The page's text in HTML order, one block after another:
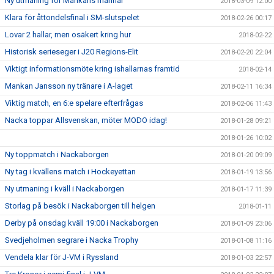
Klara för åttondelsfinal i SM-slutspelet 2018-02-26 00:17
Lovar 2 hallar, men osäkert kring hur 2018-02-22
Historisk serieseger i J20 Regions-Elit 2018-02-20 22:04
Viktigt informationsmöte kring ishallarnas framtid 2018-02-14
Mankan Jansson ny tränare i A-laget 2018-02-11 16:34
Viktig match, en 6:e spelare efterfrågas 2018-02-06 11:43
Nacka toppar Allsvenskan, möter MODO idag! 2018-01-28 09:21
2018-01-26 10:02
Ny toppmatch i Nackaborgen 2018-01-20 09:09
Ny tag i kvällens match i Hockeyettan 2018-01-19 13:56
Ny utmaning i kväll i Nackaborgen 2018-01-17 11:39
Storlag på besök i Nackaborgen till helgen 2018-01-11
Derby på onsdag kväll 19:00 i Nackaborgen 2018-01-09 23:06
Svedjeholmen segrare i Nacka Trophy 2018-01-08 11:16
Vendela klar för J-VM i Ryssland 2018-01-03 22:57